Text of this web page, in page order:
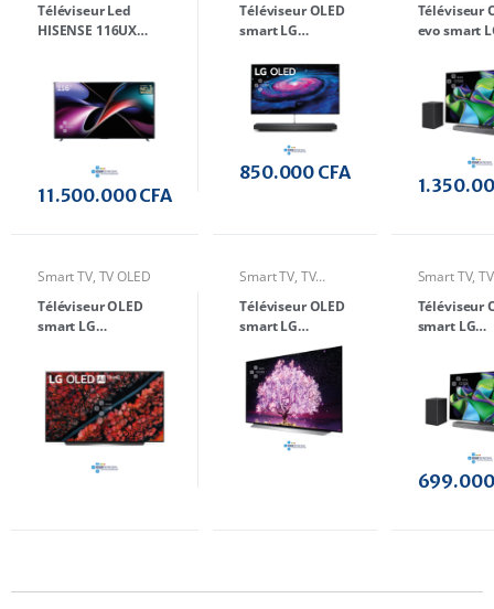
Téléviseur Led
HISENSE 116UX
11.500.000CFA
Téléviseur OLED
smart LG
65 pouces 4K
850.000 CFA
Téléviseur
evo smart
pouces 4K
Smart TV, TV OLED
Téléviseur OLED
smart LG
Smart TV, TV
Téléviseur OLED
smart LG
OLED65C1PVB
65 pouces 8K
Smart TV,
Téléviseur
smart LG